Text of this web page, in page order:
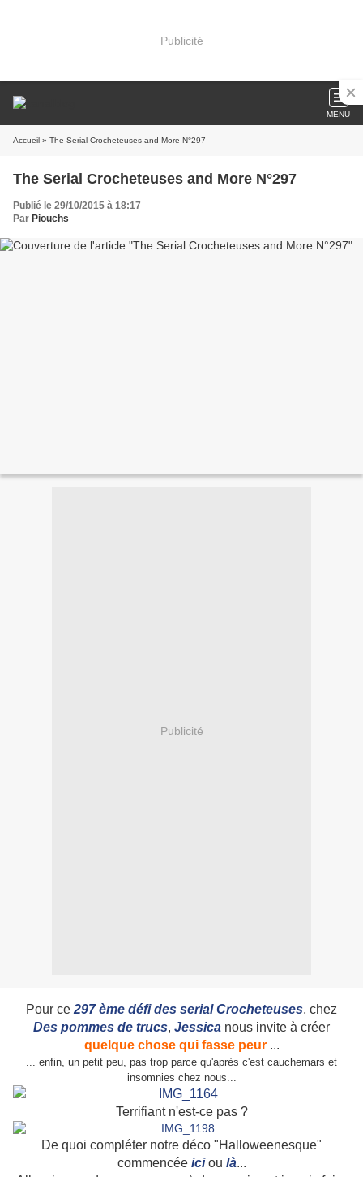
Publicité
MENU
Accueil » The Serial Crocheteuses and More N°297
The Serial Crocheteuses and More N°297
Publié le 29/10/2015 à 18:17
Par Piouchs
Publicité
Pour ce 297 ème défi des serial Crocheteuses, chez
Des pommes de trucs, Jessica nous invite à créer
quelque chose qui fasse peur...
... enfin, un petit peu, pas trop parce qu'après c'est cauchemars et
insomnies chez nous...
Terrifiant n'est-ce pas ?
De quoi compléter notre déco "Halloweenesque"
commencée iciou là...